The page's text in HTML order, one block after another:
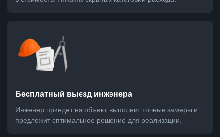
Бесплатный выезд инженера
Инженер приедет на объект, выполнит точные замеры и
предложит оптимальное решение для реализации.